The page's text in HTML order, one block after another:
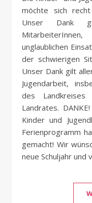
möchte sich
Unser Dank
unglaublichen
der schwierigen
Unser Dank gilt
Jugendarbeit,
des
Landrates.
Kinder und
Ferienprogramm
gemacht! Wir
neue Schuljahr und